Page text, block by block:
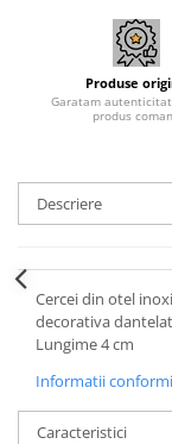
Produse
Garatam
produs
Descriere
Cercei din otel
decorativa
Lungime 4 cm
Informatii
Caracteristici